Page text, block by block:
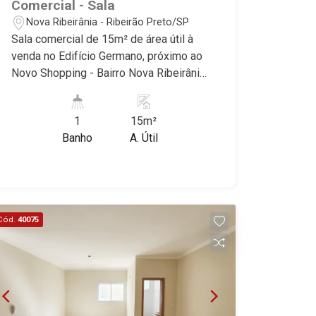
Comercial - Sala
Nova Ribeirânia - Ribeirão Preto/SP
Sala comercial de 15m² de área útil à
venda no Edifício Germano, próximo ao
Novo Shopping - Bairro Nova Ribeirânia,
características deste imóvel que a
Martinelli Imobiliária selecionou para
desde 2000! Avenida João Fiúsa, 1051
- Alto da Boa Vista | Ribeirão Preto.
1
Banho
15m²
A. Útil
40075